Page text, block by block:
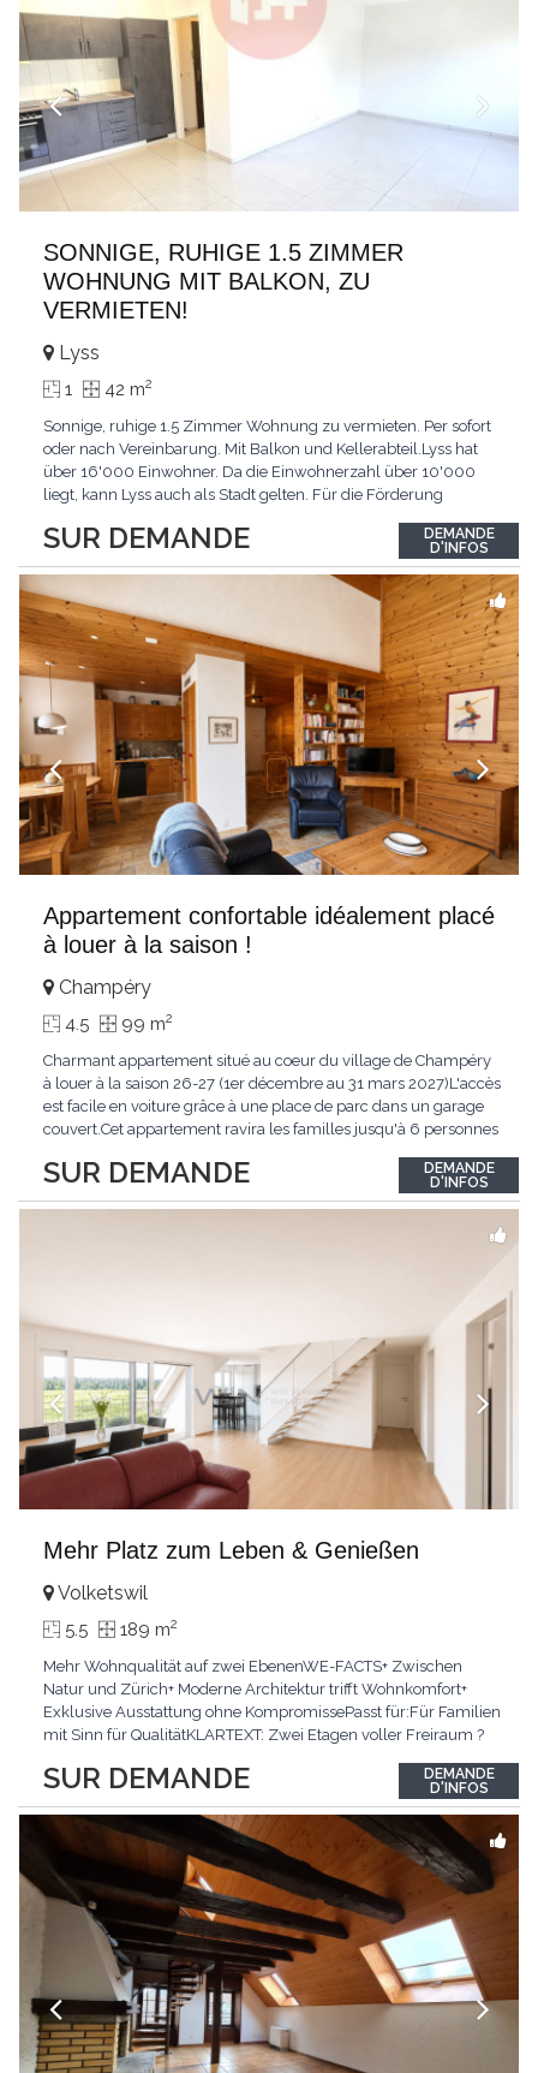
SONNIGE, RUHIGE 1.5 ZIMMER
WOHNUNG MIT BALKON, ZU
VERMIETEN!
SUR DEMANDE
Lyss
1 42 m2
Sonnige, ruhige 1.5 Zimmer Wohnung zu vermieten. Per sofort
oder nach Vereinbarung. Mit Balkon und Kellerabteil.Lyss hat
über 16'000 Einwohner. Da die Einwohnerzahl über 10'000
liegt, kann Lyss auch als Stadt gelten. Für die Förderung
erhalten. Das sich rasch entwickelnde Regionalzentrum hat bis
heute viel vom seeländisch-dörflichen...
DEMANDE
D'INFOS
Appartement confortable idéalement placé
à louer à la saison !
SUR DEMANDE
Champéry
4.5 99 m2
Charmant appartement situé au coeur du village de Champéry
à louer à la saison 26-27 (1er décembre au 31 mars 2027)L'accès
est facile en voiture grâce à une place de parc dans un garage
couvert.Cet appartement ravira les familles jusqu'à 6 personnes
De plus, le logement offre une vue imprenable sur les Dents-
du-Midi et les montagnes...
DEMANDE
D'INFOS
Mehr Platz zum Leben & Genießen
SUR DEMANDE
Volketswil
5.5 189 m2
Mehr Wohnqualität auf zwei EbenenWE-FACTS+ Zwischen
Natur und Zürich+ Moderne Architektur trifft Wohnkomfort+
Exklusive Ausstattung ohne KompromissePasst für:Für Familien
mit Sinn für QualitätKLARTEXT: Zwei Etagen voller Freiraum ?
anrufen: +41 76 651 22 73
DEMANDE
D'INFOS